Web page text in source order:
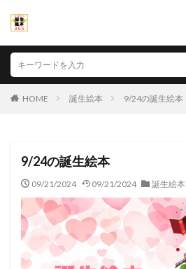
HOME 誕生絵本 9/24の誕生絵本
9/24の誕生絵本
09/21/2024 09/21/2024 誕生絵本